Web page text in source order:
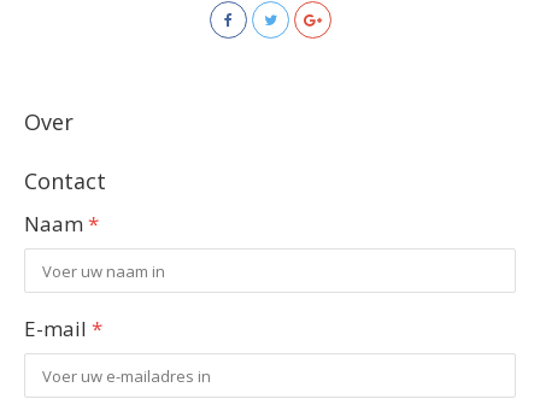
Over
Contact
Naam *
E-mail *